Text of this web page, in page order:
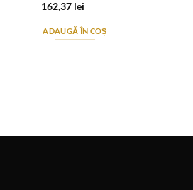
162,37 lei
ADAUGĂ ÎN COȘ